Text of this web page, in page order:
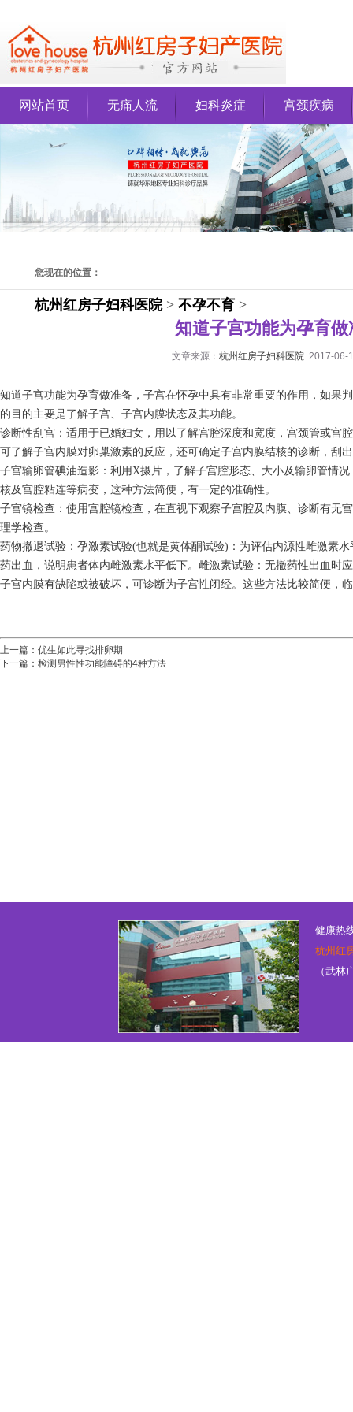
网站首页 无痛人流 妇科炎症 宫颈疾病
您现在的位置：
杭州红房子妇科医院> 不孕不育 >
知道子宫功能为孕育做
文章来源： 杭州红房子妇科医院 2017-06-
知道子宫功能为孕育做准备，子宫在怀孕中具有非常重要的作用，如果
的目的主要是了解子宫、子宫内膜状态及其功能。
诊断性刮宫：适用于已婚妇女，用以了解宫腔深度和宽度，宫颈管或宫
可了解子宫内膜对卵巢激素的反应，还可确定子宫内膜结核的诊断，刮
子宫输卵管碘油造影：利用X摄片，了解子宫腔形态、大小及输卵管情
核及宫腔粘连等病变，这种方法简便，有一定的准确性。
子宫镜检查：使用宫腔镜检查，在直视下观察子宫腔及内膜、诊断有无
理学检查。
药物撤退试验：孕激素试验(也就是黄体酮试验)：为评估内源性雌激素
药出血，说明患者体内雌激素水平低下。雌激素试验：无撤药性出血时
子宫内膜有缺陷或被破坏，可诊断为子宫性闭经。这些方法比较简便，
上一篇： 优生如此寻找排卵期
下一篇： 检测男性性功能障碍的4种方法
健康热
杭州红
（武